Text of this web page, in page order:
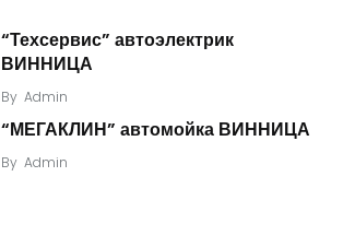
“Техсервис” автоэлектрик
ВИННИЦА
By Admin
“МЕГАКЛИН” автомойка ВИННИЦА
By Admin